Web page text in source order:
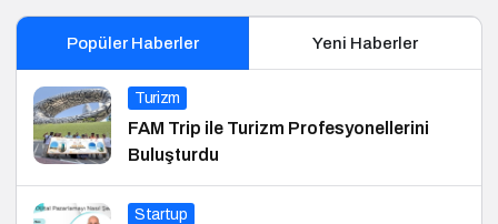
Popüler Haberler Yeni Haberler
Turizm
FAM Trip ile Turizm Profesyonellerini
Buluşturdu
Startup